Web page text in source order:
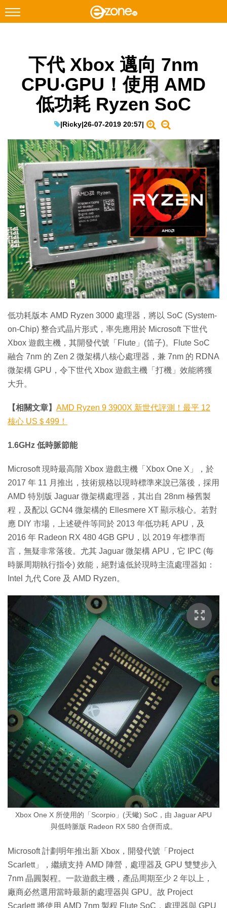
Facebook Instagram
科技焦點
網絡生活
教學評測
EduTech
IT Times
生成式AI與雲端應用
Enterprise Digital Transformation
特集
下代 Xbox 邁向 7nm
CPU‧GPU！使用 AMD
低功耗 Ryzen SoC
|Ricky|26-07-2019 20:57|
低功耗版本 AMD Ryzen 3000 處理器，將以 SoC (System-
on-Chip) 整合式晶片形式，率先應用於 Microsoft 下世代
Xbox 遊戲主機，其開發代號「Flute」(笛子)。Flute SoC
融合 7nm 的 Zen 2 微架構八核心處理器，兼 7nm 的 RDNA
微架構 GPU，令下世代 Xbox 遊戲主機「打機」效能將獲
大升。
【相關文章】 AMD Ryzen 9 3900X 新世代評測！最平 12
核心 US＄499！
1.6GHz 低時脈節能
Microsoft 現時最高階 Xbox 遊戲主機「Xbox One X」，於
2017 年 11 月推出，技術規格以現時標準來說已落後，採用
AMD 特別版 Jaguar 微架構處理器，其出自 28nm 極舊製
程，及配以 GCN4 微架構的 Ellesmere XT 顯示核心。若對
應 DIY 市場，上述硬件等同於 2013 年低功耗 APU，及
2016 年 Radeon RX 480 4GB GPU，以 2019 年標準而
言，無疑非常落後。尤其 Jaguar 微架構 APU，它 IPC (每
時脈周期執行指令) 效能，絕對遠低於現時主流處理器如：
Intel 九代 Core 及 AMD Ryzen。
Xbox One X 所使用的「Scorpio」(天蠍) SoC，由 Jaguar APU
與低時脈版 Radeon RX 580 合併而成。
Microsoft 計劃明年推出新 Xbox，開發代號「Project
Scarlett」，繼續支持 AMD 陣營，處理器及 GPU 雙雙步入
7nm 晶圓製程。一款遊戲主機，產品周期至少 2 年以上，
廠商必然選用當時最新的處理器與 GPU。故 Project
Scarlett 將使用 AMD 7nm 製程 Flute SoC，處理器與 GPU